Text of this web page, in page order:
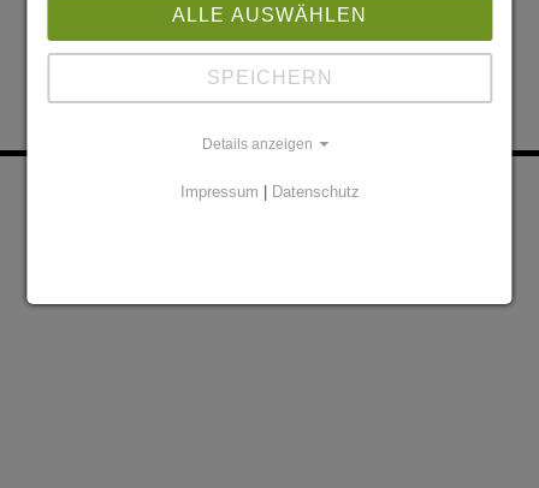
KONTAKT
ALLE AUSWÄHLEN
SPEICHERN
Details anzeigen
Impressum Datenschutz